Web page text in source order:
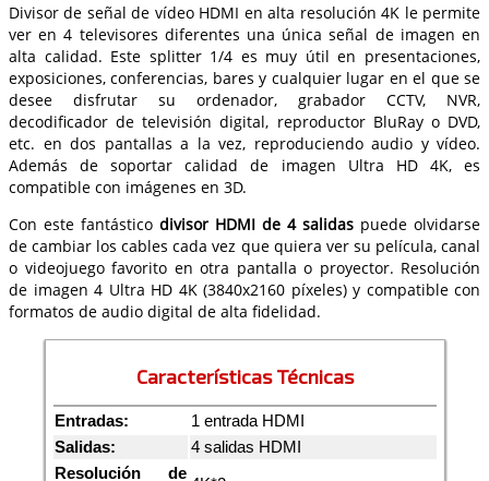
Divisor de señal de vídeo HDMI en alta resolución 4K le permite
ver en 4 televisores diferentes una única señal de imagen en
alta calidad. Este splitter 1/4 es muy útil en presentaciones,
exposiciones, conferencias, bares y cualquier lugar en el que se
desee disfrutar su ordenador, grabador CCTV, NVR,
decodificador de televisión digital, reproductor BluRay o DVD,
etc. en dos pantallas a la vez, reproduciendo audio y vídeo.
Además de soportar calidad de imagen Ultra HD 4K, es
compatible con imágenes en 3D.
Con este fantástico divisor HDMI de 4 salidas puede olvidarse
de cambiar los cables cada vez que quiera ver su película, canal
o videojuego favorito en otra pantalla o proyector. Resolución
de imagen 4 Ultra HD 4K (3840x2160 píxeles) y compatible con
formatos de audio digital de alta fidelidad.
Características Técnicas
Entradas:
1 entrada HDMI
Salidas:
4 salidas HDMI
Resolución de